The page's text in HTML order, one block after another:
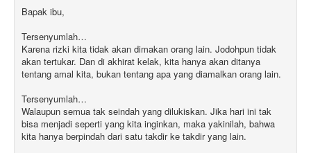
Bapak ibu,
Tersenyumlah…
Karena rizki kita tidak akan dimakan orang lain. Jodohpun tidak
akan tertukar. Dan di akhirat kelak, kita hanya akan ditanya
tentang amal kita, bukan tentang apa yang diamalkan orang lain.
Tersenyumlah…
Walaupun semua tak seindah yang dilukiskan. Jika hari ini tak
bisa menjadi seperti yang kita inginkan, maka yakinilah, bahwa
kita hanya berpindah dari satu takdir ke takdir yang lain.